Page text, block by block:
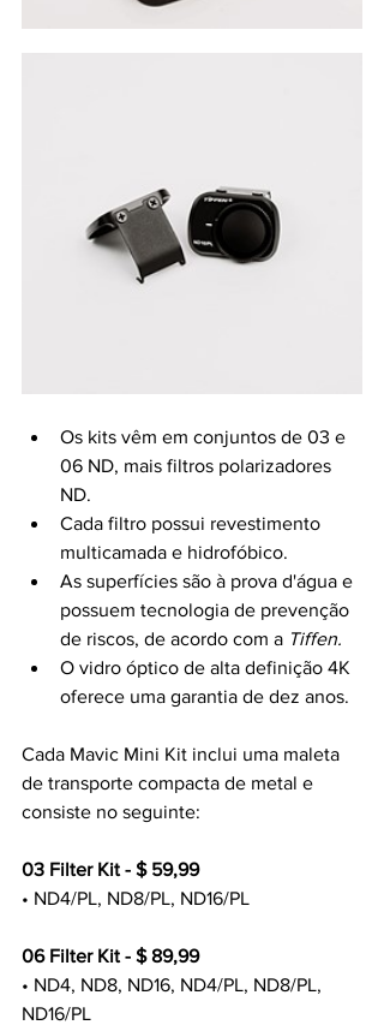
Os kits vêm em conjuntos de 03 e
06 ND, mais filtros polarizadores
ND.
Cada filtro possui revestimento
multicamada e hidrofóbico.
As superfícies são à prova d'água e
possuem tecnologia de prevenção
de riscos, de acordo com a Tiffen.
O vidro óptico de alta definição 4K
oferece uma garantia de dez anos.
Cada Mavic Mini Kit inclui uma maleta
de transporte compacta de metal e
consiste no seguinte:
03 Filter Kit - $ 59,99
• ND4/PL, ND8/PL, ND16/PL
06 Filter Kit - $ 89,99
• ND4, ND8, ND16, ND4/PL, ND8/PL,
ND16/PL